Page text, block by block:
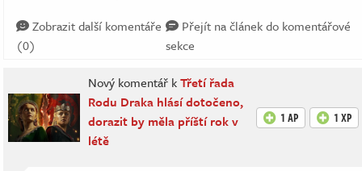
Zobrazit další komentáře
(0)
Přejít na článek do komentářové
sekce
Nový komentář kTřetí řada
Rodu Draka hlásí dotočeno,
dorazit by měla příští rok v
létě
1 AP 1 XP